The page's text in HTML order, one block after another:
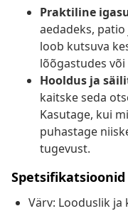
Praktiline
aedadeks,
loob kutsuva
lõõgastudes
Hooldus ja
kaitske seda
Kasutage, kui
puhastage
tugevust.
Spetsifikatsioonid
Värv: Looduslik ja